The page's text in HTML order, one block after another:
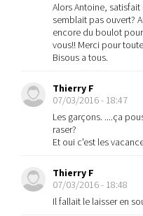
Alors Antoine,
semblait pas ouvert?
encore du boulot
vous!! Merci pour
Bisous a tous.
Thierry F
07/03/2016 - 18:47
Les garçons. ....ça
raser?
Et oui c'est les
Thierry F
07/03/2016 - 18:48
Il fallait le laisser en